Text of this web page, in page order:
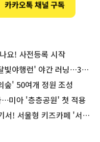
요! 사전등록 시작
런' 야간 러닝…300명 모집
숲' 50여개 정원 조성
미아 '층층공원' 첫 적용
키즈카페 '서울가족플라자점'